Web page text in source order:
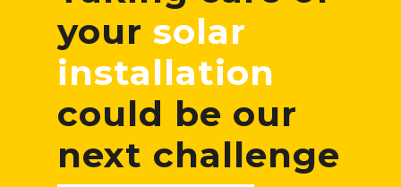
your solar
installation
could be our
next challenge